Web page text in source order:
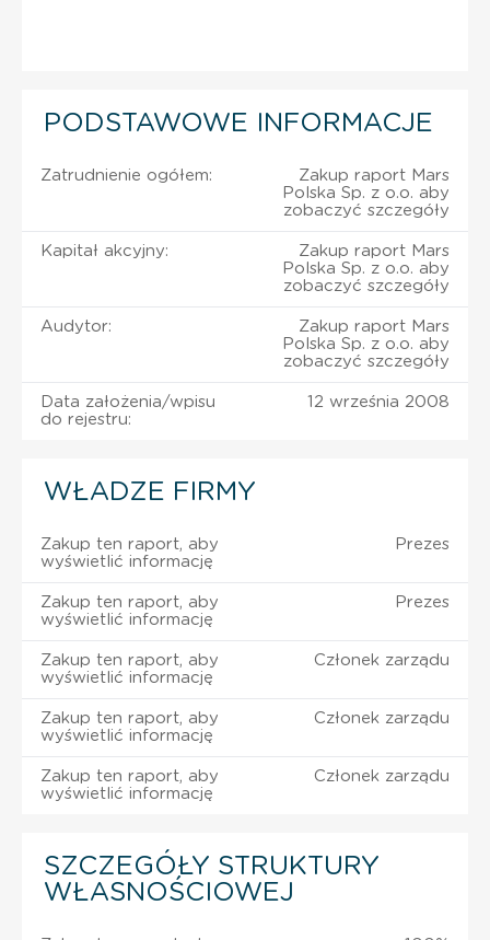
PODSTAWOWE INFORMACJE
Zatrudnienie ogółem:
Zakup raport Mars
Polska Sp. z o.o. aby
zobaczyć szczegóły
Kapitał akcyjny:
Zakup raport Mars
Polska Sp. z o.o. aby
zobaczyć szczegóły
Audytor:
Zakup raport Mars
Polska Sp. z o.o. aby
zobaczyć szczegóły
Data założenia/wpisu
do rejestru:
12 września 2008
WŁADZE FIRMY
Zakup ten raport, aby
wyświetlić informację
Prezes
Zakup ten raport, aby
wyświetlić informację
Prezes
Zakup ten raport, aby
wyświetlić informację
Członek zarządu
Zakup ten raport, aby
wyświetlić informację
Członek zarządu
Zakup ten raport, aby
wyświetlić informację
Członek zarządu
SZCZEGÓŁY STRUKTURY
WŁASNOŚCIOWEJ